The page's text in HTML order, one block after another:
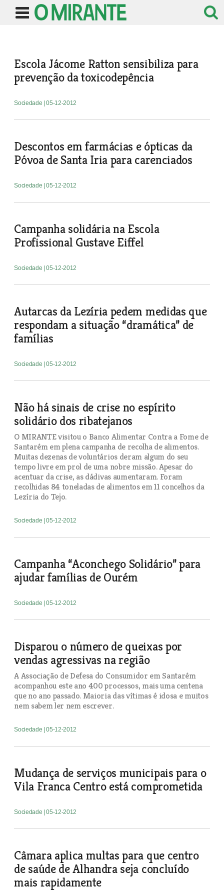
Escola Jácome Ratton sensibiliza para
prevenção da toxicodepência
Sociedade | 05-12-2012
Descontos em farmácias e ópticas da
Póvoa de Santa Iria para carenciados
Sociedade | 05-12-2012
Campanha solidária na Escola
Profissional Gustave Eiffel
Sociedade | 05-12-2012
Autarcas da Lezíria pedem medidas que
respondam a situação “dramática” de
famílias
Sociedade | 05-12-2012
Não há sinais de crise no espírito
solidário dos ribatejanos
O MIRANTE visitou o Banco Alimentar Contra a Fome de
Santarém em plena campanha de recolha de alimentos.
Muitas dezenas de voluntários deram algum do seu
tempo livre em prol de uma nobre missão. Apesar do
acentuar da crise, as dádivas aumentaram. Foram
recolhidas 84 toneladas de alimentos em 11 concelhos da
Lezíria do Tejo.
Sociedade | 05-12-2012
Campanha “Aconchego Solidário” para
ajudar famílias de Ourém
Sociedade | 05-12-2012
Disparou o número de queixas por
vendas agressivas na região
A Associação de Defesa do Consumidor em Santarém
acompanhou este ano 400 processos, mais uma centena
que no ano passado. Maioria das vítimas é idosa e muitos
nem sabem ler nem escrever.
Sociedade | 05-12-2012
Mudança de serviços municipais para o
Vila Franca Centro está comprometida
Sociedade | 05-12-2012
Câmara aplica multas para que centro
de saúde de Alhandra seja concluído
mais rapidamente